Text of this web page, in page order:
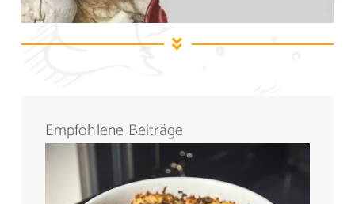
Empfohlene Beiträge